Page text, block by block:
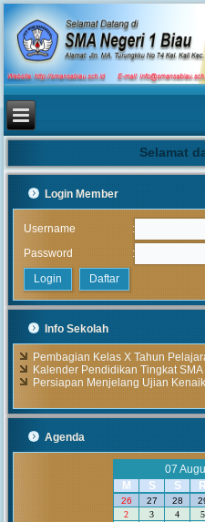
Selamat
Login Member
Username
:
Password
:
Info Sekolah
Pembagian Kelas X Tahun
Kalender Pendidikan Tingkat
Persiapan Menjelang Ujian
Agenda
07
M
S S R
26 27 28
2
3 4 5